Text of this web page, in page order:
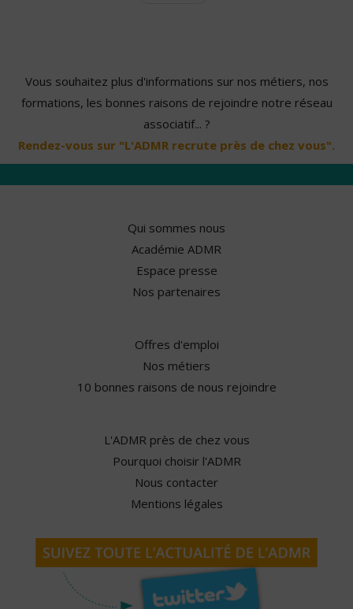
Vous souhaitez plus d'informations sur nos métiers, nos
formations, les bonnes raisons de rejoindre notre réseau
associatif... ?
Rendez-vous sur "L'ADMR recrute près de chez vous".
Qui sommes nous
Académie ADMR
Espace presse
Nos partenaires
Offres d'emploi
Nos métiers
10 bonnes raisons de nous rejoindre
L'ADMR près de chez vous
Pourquoi choisir l'ADMR
Nous contacter
Mentions légales